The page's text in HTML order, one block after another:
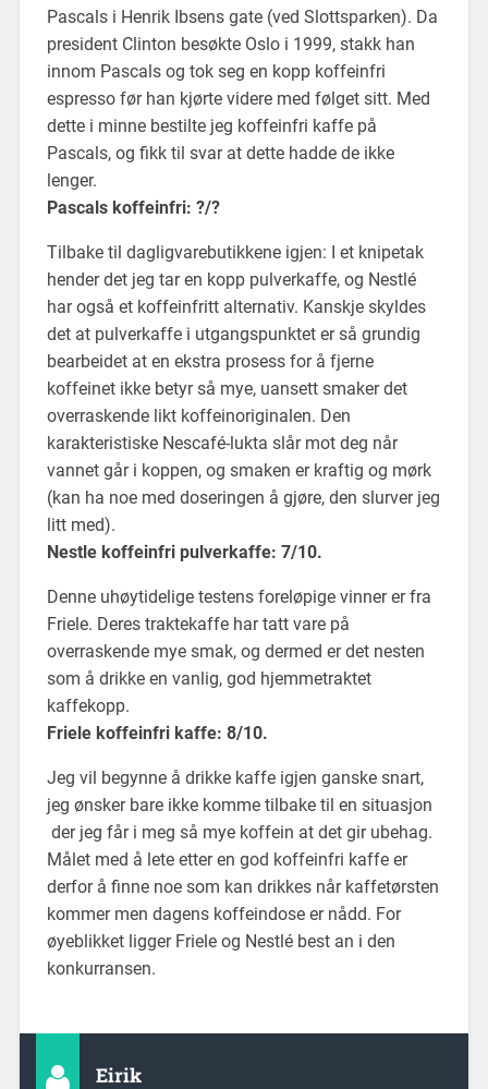
Pascals i Henrik Ibsens gate (ved Slottsparken). Da
president Clinton besøkte Oslo i 1999, stakk han
innom Pascals og tok seg en kopp koffeinfri
espresso før han kjørte videre med følget sitt. Med
dette i minne bestilte jeg koffeinfri kaffe på
Pascals, og fikk til svar at dette hadde de ikke
lenger.
Pascals koffeinfri: ?/?
Tilbake til dagligvarebutikkene igjen: I et knipetak
hender det jeg tar en kopp pulverkaffe, og Nestlé
har også et koffeinfritt alternativ. Kanskje skyldes
det at pulverkaffe i utgangspunktet er så grundig
bearbeidet at en ekstra prosess for å fjerne
koffeinet ikke betyr så mye, uansett smaker det
overraskende likt koffeinoriginalen. Den
karakteristiske Nescafé-lukta slår mot deg når
vannet går i koppen, og smaken er kraftig og mørk
(kan ha noe med doseringen å gjøre, den slurver jeg
litt med).
Nestle koffeinfri pulverkaffe: 7/10.
Denne uhøytidelige testens foreløpige vinner er fra
Friele. Deres traktekaffe har tatt vare på
overraskende mye smak, og dermed er det nesten
som å drikke en vanlig, god hjemmetraktet
kaffekopp.
Friele koffeinfri kaffe: 8/10.
Jeg vil begynne å drikke kaffe igjen ganske snart,
jeg ønsker bare ikke komme tilbake til en situasjon
der jeg får i meg så mye koffein at det gir ubehag.
Målet med å lete etter en god koffeinfri kaffe er
derfor å finne noe som kan drikkes når kaffetørsten
kommer men dagens koffeindose er nådd. For
øyeblikket ligger Friele og Nestlé best an i den
konkurransen.
Eirik